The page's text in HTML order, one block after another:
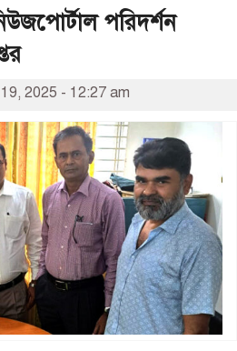
পরিদর্শন
2025 - 12:27 am